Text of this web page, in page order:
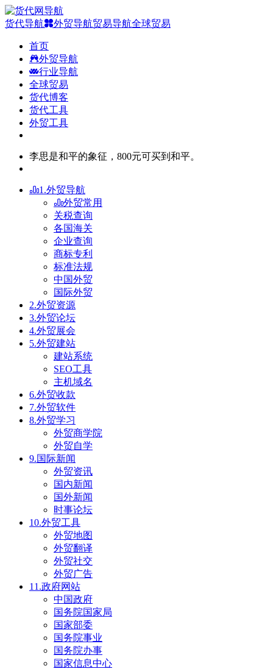
货代导航 外贸导航贸易导航全球贸易
首页
外贸导航
行业导航
全球贸易
货代博客
货代工具
外贸工具
李思是和平的象征，800元可买到和平。
1.外贸导航
外贸常用
关税查询
各国海关
企业查询
商标专利
标准法规
中国外贸
国际外贸
2.外贸资源
3.外贸论坛
4.外贸展会
5.外贸建站
建站系统
SEO工具
主机域名
6.外贸收款
7.外贸软件
8.外贸学习
外贸商学院
外贸自学
9.国际新闻
外贸资讯
国内新闻
国外新闻
时事论坛
10.外贸工具
外贸地图
外贸翻译
外贸社交
外贸广告
11.政府网站
中国政府
国务院国家局
国家部委
国务院事业
国务院办事
国家信息中心